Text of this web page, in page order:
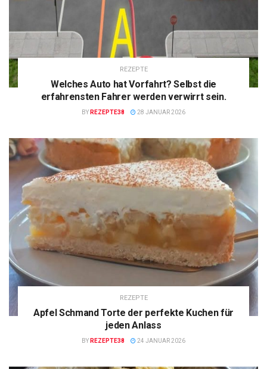
REZEPTE
Welches Auto hat Vorfahrt? Selbst die
erfahrensten Fahrer werden verwirrt sein.
BY REZEPTE38 28 JANUAR 2026
REZEPTE
Apfel Schmand Torte der perfekte Kuchen für
jeden Anlass
BY REZEPTE38 24 JANUAR 2026